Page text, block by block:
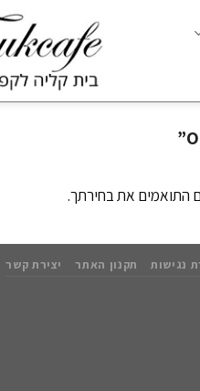
התואמים את בחירתך.
נגישות תקנון האתר יצירת קשר